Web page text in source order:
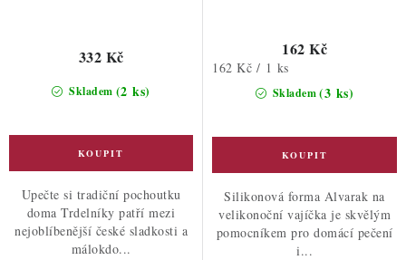
Skladem (2 ks)
332 Kč
Upečte si tradiční pochoutku
doma Trdelníky patří mezi
nejoblíbenější české sladkosti a
málokdo...
Skladem(3 ks)
162 Kč
Měrná
162 Kč / 1 ks
Silikonová forma Alvarak na
velikonoční vajíčka je skvělým
pomocníkem pro domácí pečení
i...